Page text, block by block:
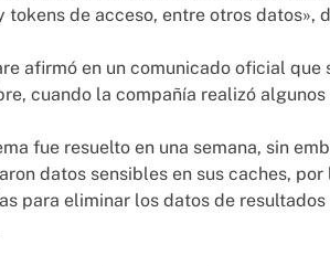
tokens de acceso, entre otros datos»,
afirmó en un comunicado oficial
cuando la compañía realizó
fue resuelto en una semana, sin
datos sensibles en sus caches,
para eliminar los datos de